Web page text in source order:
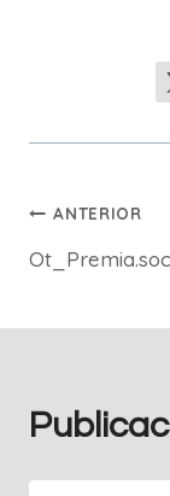
de
ANTERIOR